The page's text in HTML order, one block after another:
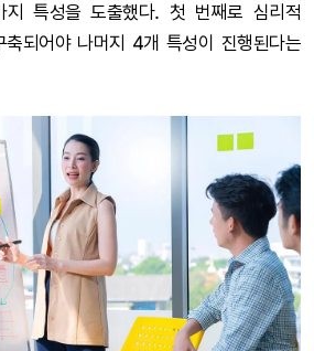
지 특성을 도출했다. 첫 번째로 심리적
축되어야 나머지 4개 특성이 진행된다는